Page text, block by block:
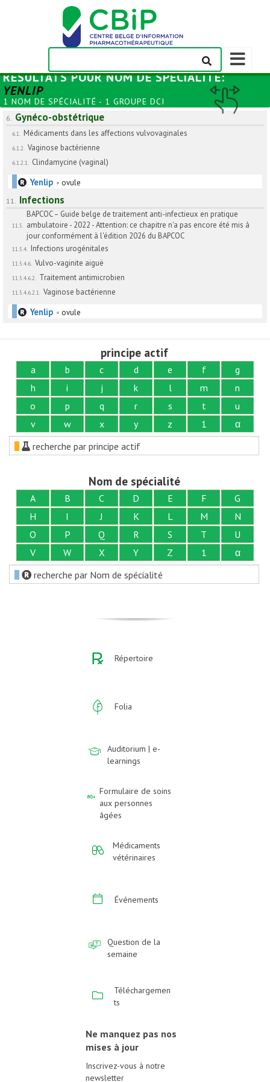
Afficher/
la
de
navigation
RÉSULTATS POURNOM DE SPÉCIALITÉ:
YENLIP
1 NOM DE SPÉCIALITÉ - 1 GROUPE DCI
6. Gynéco-obstétrique
6.1. Médicaments dans les affections vulvovaginales
6.1.2. Vaginose bactérienne
6.1.2.1. Clindamycine (vaginal)
Yenlip • ovule
11. Infections
11.5.
BAPCOC – Guide belge de traitement anti-infectieux en pratique
ambulatoire - 2022 - Attention: ce chapitre n'a pas encore été mis à
jour conformément à l'édition 2026 du BAPCOC
11.5.4. Infections urogénitales
11.5.4.6. Vulvo-vaginite aiguë
11.5.4.6.2. Traitement antimicrobien
11.5.4.6.2.1. Vaginose bactérienne
Yenlip • ovule
principe actif
a b c d e f
g
h
i j k l m
n
o
p q r s t
u
v
w x y z 1
α
recherche par principe actif
Nom de spécialité
A B C D E F
G
H
I J K L M
N
O
P Q R S T
U
V
W X Y Z 1
α
recherche par Nom de spécialité
Répertoire
Folia
Auditorium | e-
learnings
Formulaire de soins
aux personnes
âgées
Médicaments
vétérinaires
Événements
Question de la
semaine
Téléchargemen
ts
Ne manquez pas nos
mises à jour
Inscrivez-vous à notre
newsletter